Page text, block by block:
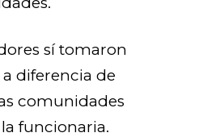
sí tomaron
diferencia de
comunidades
funcionaria.